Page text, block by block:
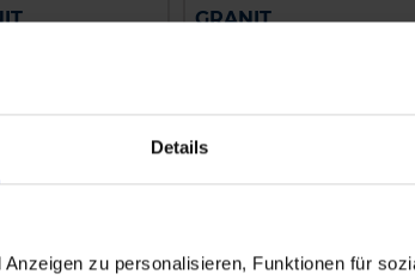
Details
zu personalisieren, Funktionen für
/ St
GRANIT
3,76 € / St
WARENKORB